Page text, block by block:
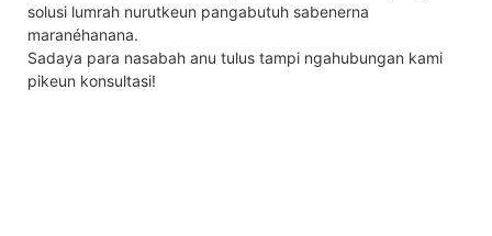
solusi lumrah nurutkeun pangabutuh sabenerna
maranéhanana.
Sadaya para nasabah anu tulus tampi ngahubungan kami
pikeun konsultasi!